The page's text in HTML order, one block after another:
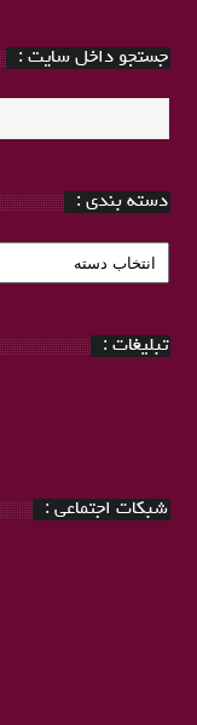
جستجو داخل سایت :
دسته بندی :
دسته
بندی
تبلیغات :
شبکات اجتماعی :